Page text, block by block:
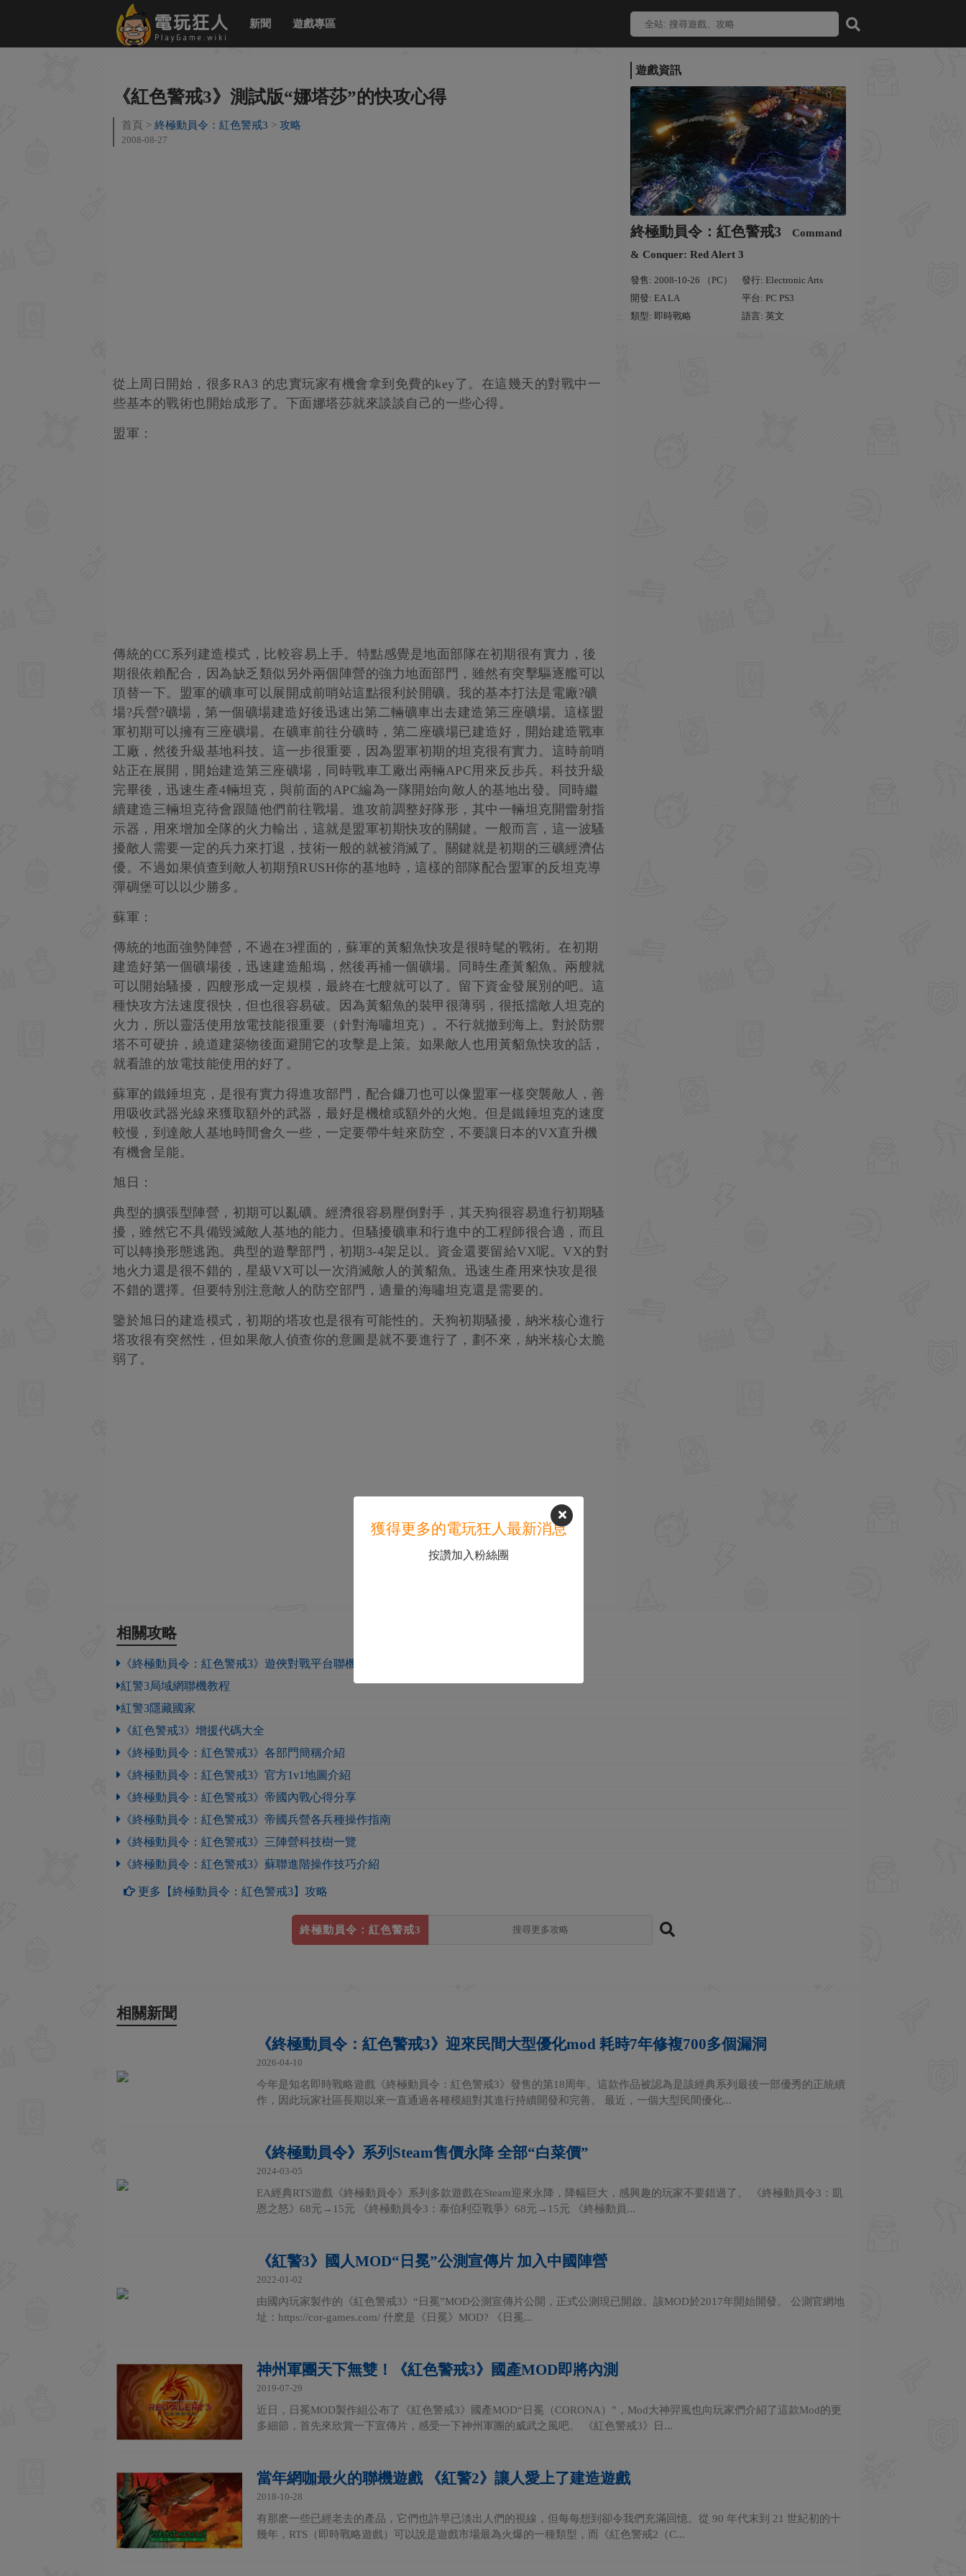
新聞 遊戲專區
遊戲資訊
終極動員令：紅色警戒3
Command
& Conquer: Red Alert 3
發售: 2008-10-26 （PC）
發行: Electronic Arts
開發: EA LA
平台: PC PS3
類型: 即時戰略
語言: 英文
《紅色警戒3》測試版“娜塔莎”的快攻心得
首頁 終極動員令：紅色警戒3 攻略
2008-08-27
從上周日開始，很多RA3 的忠實玩家有機會拿到免費的key了。在這幾天的對戰中一
些基本的戰術也開始成形了。下面娜塔莎就來談談自己的一些心得。
盟軍：
傳統的CC系列建造模式，比較容易上手。特點感覺是地面部隊在初期很有實力，後
期很依賴配合，因為缺乏類似另外兩個陣營的強力地面部門，雖然有突擊驅逐艦可以
頂替一下。盟軍的礦車可以展開成前哨站這點很利於開礦。我的基本打法是電廠?礦
場?兵營?礦場，第一個礦場建造好後迅速出第二輛礦車出去建造第三座礦場。這樣盟
軍初期可以擁有三座礦場。在礦車前往分礦時，第二座礦場已建造好，開始建造戰車
工廠，然後升級基地科技。這一步很重要，因為盟軍初期的坦克很有實力。這時前哨
站正在展開，開始建造第三座礦場，同時戰車工廠出兩輛APC用來反步兵。科技升級
完畢後，迅速生產4輛坦克，與前面的APC編為一隊開始向敵人的基地出發。同時繼
續建造三輛坦克待會跟隨他們前往戰場。進攻前調整好隊形，其中一輛坦克開雷射指
示器，用來增加全隊的火力輸出，這就是盟軍初期快攻的關鍵。一般而言，這一波騷
擾敵人需要一定的兵力來打退，技術一般的就被消滅了。關鍵就是初期的三礦經濟佔
優。不過如果偵查到敵人初期預RUSH你的基地時，這樣的部隊配合盟軍的反坦克導
彈碉堡可以以少勝多。
蘇軍：
傳統的地面強勢陣營，不過在3裡面的，蘇軍的黃貂魚快攻是很時髦的戰術。在初期
建造好第一個礦場後，迅速建造船塢，然後再補一個礦場。同時生產黃貂魚。兩艘就
可以開始騷擾，四艘形成一定規模，最終在七艘就可以了。留下資金發展別的吧。這
種快攻方法速度很快，但也很容易破。因為黃貂魚的裝甲很薄弱，很抵擋敵人坦克的
火力，所以靈活使用放電技能很重要（針對海嘯坦克）。不行就撤到海上。對於防禦
塔不可硬拚，繞道建築物後面避開它的攻擊是上策。如果敵人也用黃貂魚快攻的話，
就看誰的放電技能使用的好了。
蘇軍的鐵錘坦克，是很有實力得進攻部門，配合鐮刀也可以像盟軍一樣突襲敵人，善
用吸收武器光線來獲取額外的武器，最好是機槍或額外的火炮。但是鐵錘坦克的速度
較慢，到達敵人基地時間會久一些，一定要帶牛蛙來防空，不要讓日本的VX直升機
有機會呈能。
旭日：
典型的擴張型陣營，初期可以亂礦。經濟很容易壓倒對手，其天狗很容易進行初期騷
擾，雖然它不具備毀滅敵人基地的能力。但騷擾礦車和行進中的工程師很合適，而且
可以轉換形態逃跑。典型的遊擊部門，初期3-4架足以。資金還要留給VX呢。VX的對
地火力還是很不錯的，星級VX可以一次消滅敵人的黃貂魚。迅速生產用來快攻是很
不錯的選擇。但要特別注意敵人的防空部門，適量的海嘯坦克還是需要的。
鑒於旭日的建造模式，初期的塔攻也是很有可能性的。天狗初期騷擾，納米核心進行
塔攻很有突然性，但如果敵人偵查你的意圖是就不要進行了，劃不來，納米核心太脆
弱了。
相關攻略
《終極動員令：紅色警戒3》遊俠對戰平台聯機教程
紅警3局域網聯機教程
紅警3隱藏國家
《紅色警戒3》增援代碼大全
《終極動員令：紅色警戒3》各部門簡稱介紹
《終極動員令：紅色警戒3》官方1v1地圖介紹
《終極動員令：紅色警戒3》帝國內戰心得分享
《終極動員令：紅色警戒3》帝國兵營各兵種操作指南
《終極動員令：紅色警戒3》三陣營科技樹一覽
《終極動員令：紅色警戒3》蘇聯進階操作技巧介紹
更多【終極動員令：紅色警戒3】攻略
終極動員令：紅色警戒3
相關新聞
《終極動員令：紅色警戒3》迎來民間大型優化mod 耗時7年修複700多個漏洞
2026-04-10
今年是知名即時戰略遊戲《終極動員令：紅色警戒3》發售的第18周年。這款作品被認為是該經典系列最後一部優秀的正統續
作，因此玩家社區長期以來一直通過各種模組對其進行持續開發和完善。 最近，一個大型民間優化...
《終極動員令》系列Steam售價永降 全部“白菜價”
2024-03-05
EA經典RTS遊戲《終極動員令》系列多款遊戲在Steam迎來永降，降幅巨大，感興趣的玩家不要錯過了。 《終極動員令3：凱
恩之怒》68元→15元 《終極動員令3：泰伯利亞戰爭》68元→15元 《終極動員...
《紅警3》國人MOD“日冕”公測宣傳片 加入中國陣營
2022-01-02
由國內玩家製作的《紅色警戒3》“日冕”MOD公測宣傳片公開，正式公測現已開啟。該MOD於2017年開始開發。 公測官網地
址：https://cor-games.com/ 什麽是《日冕》MOD? 《日冕...
神州軍團天下無雙！《紅色警戒3》國產MOD即將內測
2019-07-29
近日，日冕MOD製作組公布了《紅色警戒3》國產MOD“日冕（CORONA）”，Mod大神羿風也向玩家們介紹了這款Mod的更
多細節，首先來欣賞一下宣傳片，感受一下神州軍團的威武之風吧。 《紅色警戒3》日...
當年網咖最火的聯機遊戲 《紅警2》讓人愛上了建造遊戲
2018-10-28
有那麽一些已經老去的產品，它們也許早已淡出人們的視線，但每每想到卻令我們充滿回憶。從 90 年代末到 21 世紀初的十
幾年，RTS（即時戰略遊戲）可以說是遊戲市場最為火爆的一種類型，而《紅色警戒2（C...
獲得更多的電玩狂人最新消息
按讚加入粉絲團